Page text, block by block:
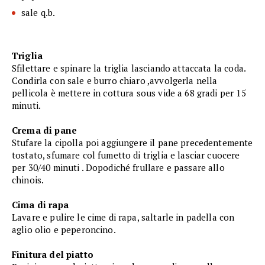
sale q.b.
Triglia
Sfilettare e spinare la triglia lasciando attaccata la coda.
Condirla con sale e burro chiaro ,avvolgerla nella
pellicola è mettere in cottura sous vide a 68 gradi per 15
minuti.
Crema di pane
Stufare la cipolla poi aggiungere il pane precedentemente
tostato, sfumare col fumetto di triglia e lasciar cuocere
per 30/40 minuti . Dopodiché frullare e passare allo
chinois.
Cima di rapa
Lavare e pulire le cime di rapa, saltarle in padella con
aglio olio e peperoncino.
Finitura del piatto